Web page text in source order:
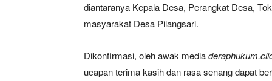
diantaranya Kepala Desa, Perangkat Desa,
masyarakat Desa Pilangsari.
Dikonfirmasi, oleh awak media
ucapan terima kasih dan rasa senang dapat